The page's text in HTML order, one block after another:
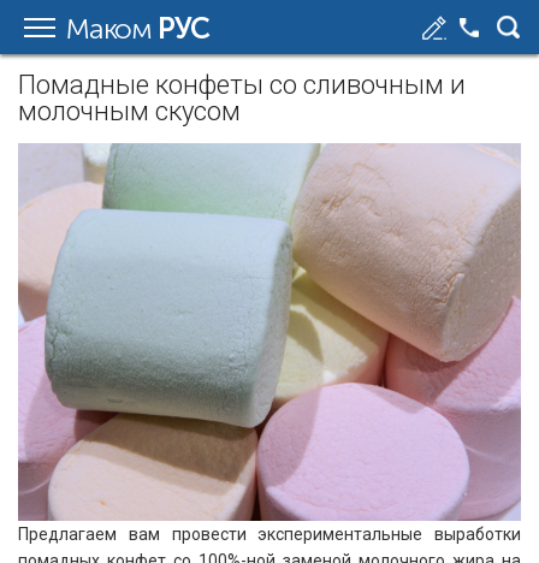
Маком РУС
Помадные конфеты со сливочным и
молочным скусом
Предлагаем вам провести экспериментальные выработки